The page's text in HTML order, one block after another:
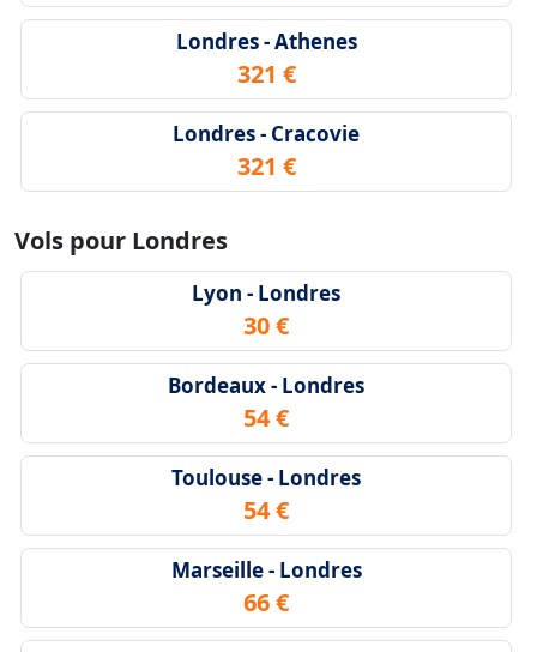
Londres - Athenes
321 €
Londres - Cracovie
321 €
Vols pour Londres
Lyon - Londres
30 €
Bordeaux - Londres
54 €
Toulouse - Londres
54 €
Marseille - Londres
66 €